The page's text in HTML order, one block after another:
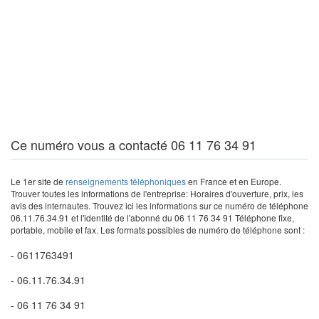
Ce numéro vous a contacté 06 11 76 34 91
Le 1er site de renseignements téléphoniquesen France et en Europe.
Trouver toutes les informations de l'entreprise: Horaires d'ouverture, prix, les
avis des internautes. Trouvez ici les informations sur ce numéro de téléphone
06.11.76.34.91 et l'identité de l'abonné du 06 11 76 34 91 Téléphone fixe,
portable, mobile et fax. Les formats possibles de numéro de téléphone sont :
- 0611763491
- 06.11.76.34.91
- 06 11 76 34 91